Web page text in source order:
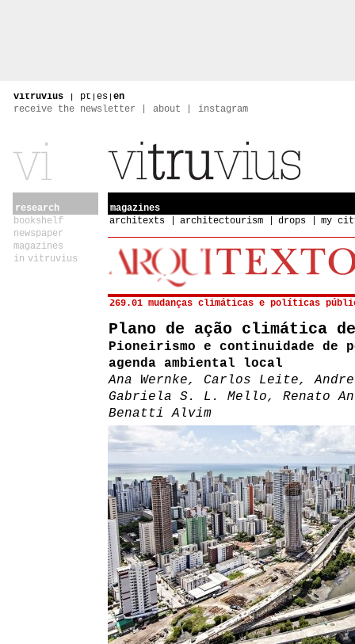
vitruvius | pt | es | en
receive the newsletter
about instagram
research
bookshelf
newspaper
magazines
in vitruvius
magazines
architexts
architectourism drops my
269.01 mudanças climáticas e políticas
Plano de ação climática
Pioneirismo e continuidade de
agenda ambiental local
Ana Wernke, Carlos Leite,
Gabriela S. L. Mello, Renato
Benatti Alvim